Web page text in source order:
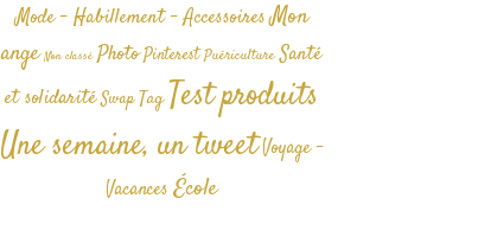
Mode - Habillement - AccessoiresMon
ange Non classé Photo Pinterest Puériculture Santé
et solidarité Swap TagTest produits
Une semaine, un tweetVoyage -
Vacances École